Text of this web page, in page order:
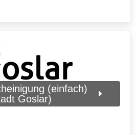
(einfach)
Goslar)